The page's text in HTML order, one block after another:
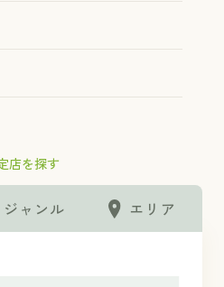
店を探す
ジャンル エリア